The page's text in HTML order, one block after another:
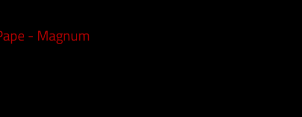
- Magnum